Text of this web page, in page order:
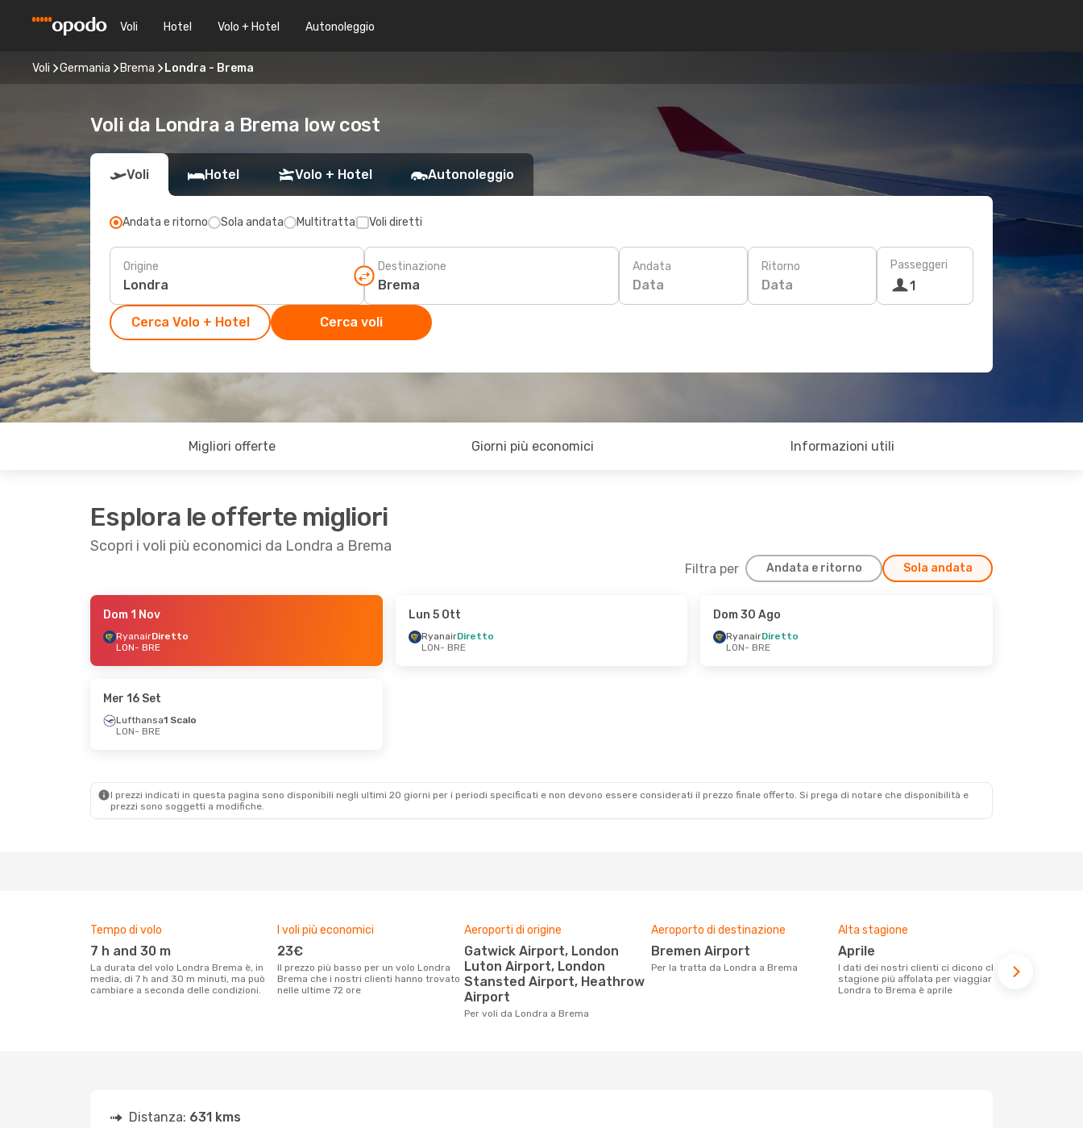
Voli Hotel Volo + Hotel Autonoleggio
Voli Germania Brema Londra - Brema
Voli da Londra a Brema low cost
Voli Hotel Volo + Hotel Autonoleggio
Andata e ritorno Sola andata Multitratta Voli diretti
Origine Destinazione Andata
Data
Ritorno
Data
Passeggeri
1
Cerca Volo + Hotel Cerca voli
Migliori offerte Giorni più economici Informazioni utili
Esplora le offerte migliori
Scopri i voli più economici da Londra a Brema
Filtra per Andata e ritorno Sola andata
- Lun 28 Set
Dom 1 Nov
RyanairDiretto
LON- BRE
Lun 5 Ott
RyanairDiretto
LON- BRE
Dom 30 Ago
RyanairDiretto
LON- BRE
Mer 16 Set
Lufthansa1 Scalo
LON- BRE
I prezzi indicati in questa pagina sono disponibili negli ultimi 20 giorni per i periodi specificati e non devono essere considerati il ​​prezzo finale offerto. Si prega di notare che disponibilità e
prezzi sono soggetti a modifiche.
Tempo di volo
7 h and 30 m
La durata del volo Londra Brema è, in
media, di 7 h and 30 m minuti, ma può
cambiare a seconda delle condizioni.
I voli più economici
23€
Il prezzo più basso per un volo Londra
Brema che i nostri clienti hanno trovato
nelle ultime 72 ore
Aeroporti di origine
Gatwick Airport, London
Luton Airport, London
Stansted Airport, Heathrow
Airport
Per voli da Londra a Brema
Aeroporto di destinazione
Bremen Airport
Per la tratta da Londra a Brema
Alta stagione
aprile
I dati dei nostri clienti ci dicono che la
stagione più affolata per viaggiare da
Londra to Brema è aprile
Distanza: 631 kms